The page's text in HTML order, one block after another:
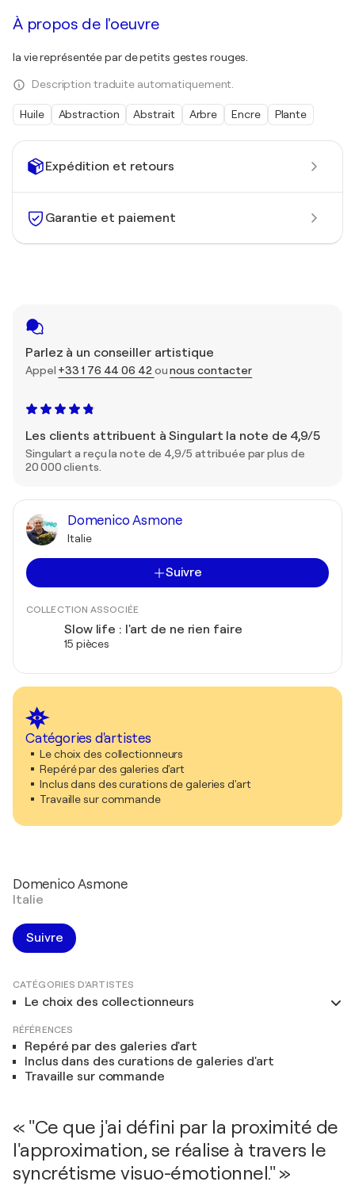
Expédition et retours
Garantie et paiement
Parlez à un conseiller artistique
Appel +33 1 76 44 06 42 ounous contacter
Les clients attribuent à Singulart la note de 4,9/5
Singulart a reçu la note de 4,9/5 attribuée par plus de
20 000 clients.
Domenico Asmone
Italie
Suivre
COLLECTION ASSOCIÉE
Slow life : l'art de ne rien faire
15 pièces
Catégories d'artistes
Le choix des collectionneurs
Repéré par des galeries d'art
Inclus dans des curations de galeries d'art
Travaille sur commande
À propos de l'oeuvre
la vie représentée par de petits gestes rouges.
Description traduite automatiquement.
Huile Abstraction Abstrait Arbre Encre Plante
Domenico Asmone
Italie
Suivre
CATÉGORIES D'ARTISTES
Le choix des collectionneurs
RÉFÉRENCES
Repéré par des galeries d'art
Inclus dans des curations de galeries d'art
Travaille sur commande
« "Ce que j'ai défini par la proximité de
l'approximation, se réalise à travers le
syncrétisme visuo-émotionnel." »